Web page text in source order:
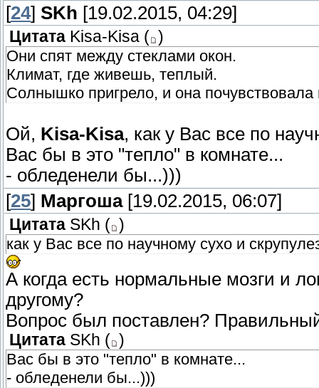
[24] SKh [19.02.2015, 04:29]
Цитата Kisa-Kisa ( )
Они спят между стеклами окон.
Климат, где живешь, теплый.
Солнышко пригрело, и она
Ой, Kisa-Kisa, как у Вас все по
Вас бы в это "тепло" в комнате...
- обледенели бы...)))
[25] Маргоша[19.02.2015, 06:07]
Цитата SKh ( )
как у Вас все по научному сухо и
А когда есть нормальные мозги и
другому?
Вопрос был поставлен?
Цитата SKh ( )
Вас бы в это "тепло" в комнате...
- обледенели бы...)))